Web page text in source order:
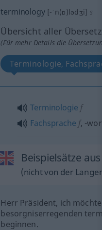
terminology [-ˈn(ɒ)lədʒi] s
Übersicht aller
(Für mehr Details die
Terminologie,
Terminologie f
Fachsprache f, -
Beispielsätze
(nicht von der
Herr Präsident, ich möchte
besorgniserregenden
beginnen.